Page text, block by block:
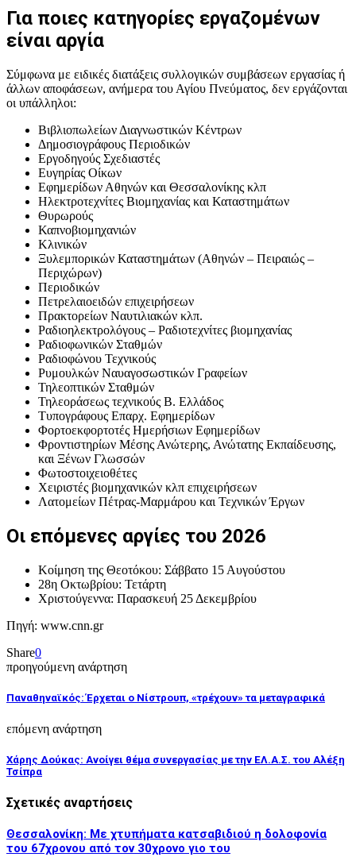
Για ποιες κατηγορίες εργαζομένων
είναι αργία
Σύμφωνα με ειδικές διατάξεις συλλογικών συμβάσεων εργασίας ή
άλλων αποφάσεων, ανήμερα του Αγίου Πνεύματος, δεν εργάζονται
οι υπάλληλοι:
Βιβλιοπωλείων Διαγνωστικών Κέντρων
Δημοσιογράφους Περιοδικών
Εργοδηγούς Σχεδιαστές
Ευγηρίας Οίκων
Εφημερίδων Αθηνών και Θεσσαλονίκης κλπ
Ηλεκτροτεχνίτες Βιομηχανίας και Καταστημάτων
Θυρωρούς
Καπνοβιομηχανιών
Κλινικών
Ξυλεμπορικών Καταστημάτων (Αθηνών – Πειραιώς –
Περιχώρων)
Περιοδικών
Πετρελαιοειδών επιχειρήσεων
Πρακτορείων Ναυτιλιακών κλπ.
Ραδιοηλεκτρολόγους – Ραδιοτεχνίτες βιομηχανίας
Ραδιοφωνικών Σταθμών
Ραδιοφώνου Τεχνικούς
Ρυμουλκών Ναυαγοσωστικών Γραφείων
Τηλεοπτικών Σταθμών
Τηλεοράσεως τεχνικούς Β. Ελλάδος
Τυπογράφους Επαρχ. Εφημερίδων
Φορτοεκφορτοτές Ημερήσιων Εφημερίδων
Φροντιστηρίων Μέσης Ανώτερης, Ανώτατης Εκπαίδευσης,
και Ξένων Γλωσσών
Φωτοστοιχειοθέτες
Χειριστές βιομηχανικών κλπ επιχειρήσεων
Λατομείων Πέτρας-Μαρμάρου και Τεχνικών Έργων
Οι επόμενες αργίες του 2026
Κοίμηση της Θεοτόκου: Σάββατο 15 Αυγούστου
28η Οκτωβρίου: Τετάρτη
Χριστούγεννα: Παρασκευή 25 Δεκεμβρίου
Πηγή: www.cnn.gr
Share0
προηγούμενη ανάρτηση
Παναθηναϊκός: Έρχεται ο Νίστρουπ, «τρέχουν» τα μεταγραφικά
επόμενη ανάρτηση
Χάρης Δούκας: Ανοίγει θέμα συνεργασίας με την ΕΛ.Α.Σ. του Αλέξη
Τσίπρα
Σχετικές αναρτήσεις
Θεσσαλονίκη: Με χτυπήματα κατσαβιδιού η δολοφονία
του 67χρονου από τον 30χρονο γιο του